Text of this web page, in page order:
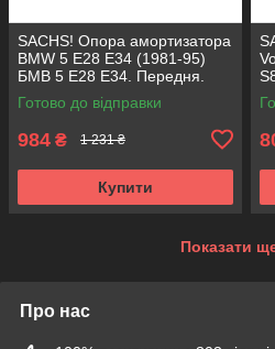
SACHS! Опора амортизатора
BMW 5 E28 E34 (1981-95)
БМВ 5 Е28 Е34. Передня.
SM1000 , 803151 , KB650.00 ,
VKDC35801
Готово до відправки
984 ₴ 1 231 ₴
Купити
Показати
Про нас